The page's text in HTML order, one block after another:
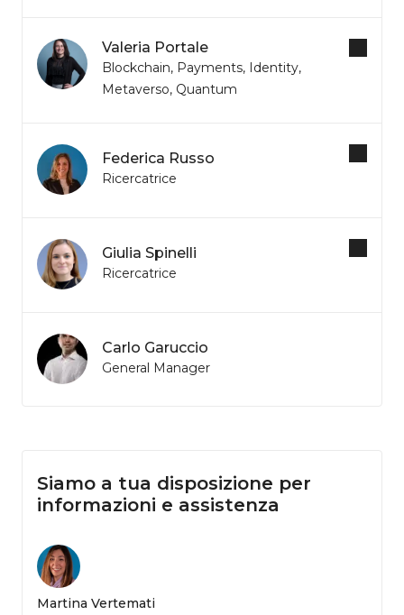
Valeria Portale
Blockchain, Payments, Identity,
Metaverso, Quantum
Federica Russo
Ricercatrice
Giulia Spinelli
Ricercatrice
Carlo Garuccio
General Manager
Siamo a tua disposizione per
informazioni e assistenza
Martina Vertemati